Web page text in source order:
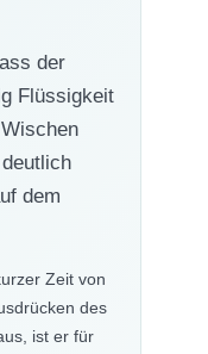
der
Flüssigkeit
dem
Zeit von
des
ist er für